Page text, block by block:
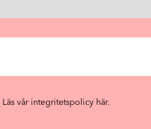
Läs vår integritetspolicy här.